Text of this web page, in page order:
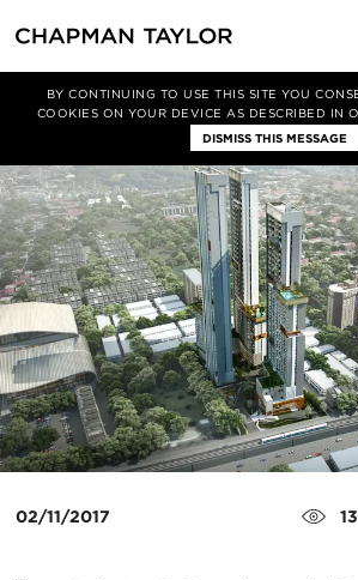
BY CONTINUING TO USE THIS SITE YOU
COOKIES ON YOUR DEVICE AS DESCRIBED IN
DISMISS THIS MESSAGE
新闻 文章
02/11/2017